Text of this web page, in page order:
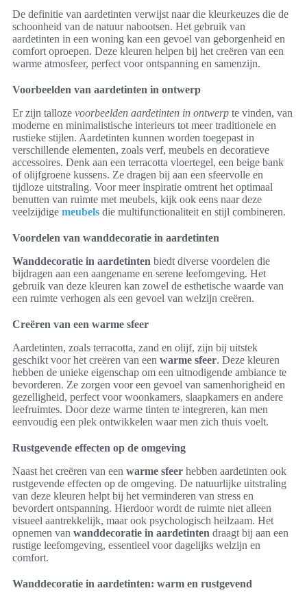
De definitie van aardetinten verwijst naar die kleurkeuzes die de
schoonheid van de natuur nabootsen. Het gebruik van
aardetinten in een woning kan een gevoel van geborgenheid en
comfort oproepen. Deze kleuren helpen bij het creëren van een
warme atmosfeer, perfect voor ontspanning en samenzijn.
Voorbeelden van aardetinten in ontwerp
Er zijn talloze voorbeelden aardetinten in ontwerp te vinden, van
moderne en minimalistische interieurs tot meer traditionele en
rustieke stijlen. Aardetinten kunnen worden toegepast in
verschillende elementen, zoals verf, meubels en decoratieve
accessoires. Denk aan een terracotta vloertegel, een beige bank
of olijfgroene kussens. Ze dragen bij aan een sfeervolle en
tijdloze uitstraling. Voor meer inspiratie omtrent het optimaal
benutten van ruimte met meubels, kijk ook eens naar deze
veelzijdige meubels die multifunctionaliteit en stijl combineren.
Voordelen van wanddecoratie in aardetinten
Wanddecoratie in aardetinten biedt diverse voordelen die
bijdragen aan een aangename en serene leefomgeving. Het
gebruik van deze kleuren kan zowel de esthetische waarde van
een ruimte verhogen als een gevoel van welzijn creëren.
Creëren van een warme sfeer
Aardetinten, zoals terracotta, zand en olijf, zijn bij uitstek
geschikt voor het creëren van een warme sfeer. Deze kleuren
hebben de unieke eigenschap om een uitnodigende ambiance te
bevorderen. Ze zorgen voor een gevoel van samenhorigheid en
gezelligheid, perfect voor woonkamers, slaapkamers en andere
leefruimtes. Door deze warme tinten te integreren, kan men
eenvoudig een plek ontwikkelen waar men zich thuis voelt.
Rustgevende effecten op de omgeving
Naast het creëren van een warme sfeer hebben aardetinten ook
rustgevende effecten op de omgeving. De natuurlijke uitstraling
van deze kleuren helpt bij het verminderen van stress en
bevordert ontspanning. Hierdoor wordt de ruimte niet alleen
visueel aantrekkelijk, maar ook psychologisch heilzaam. Het
opnemen van wanddecoratie in aardetinten draagt bij aan een
rustige leefomgeving, essentieel voor dagelijks welzijn en
comfort.
Wanddecoratie in aardetinten: warm en rustgevend